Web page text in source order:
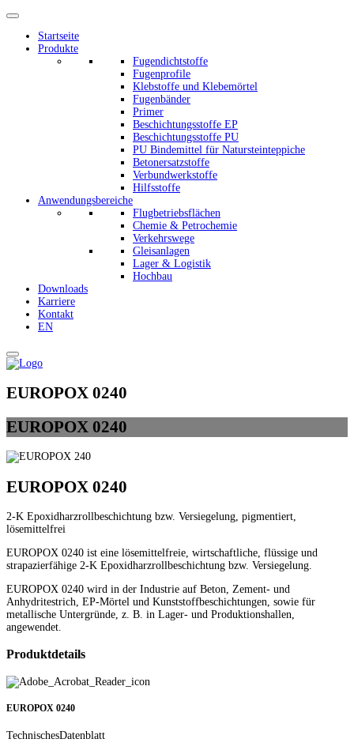
Startseite
Produkte
Fugendichtstoffe
Fugenprofile
Klebstoffe und Klebemörtel
Fugenbänder
Primer
Beschichtungsstoffe EP
Beschichtungsstoffe PU
PU Bindemittel für Natursteinteppiche
Betonersatzstoffe
Verbundwerkstoffe
Hilfsstoffe
Anwendungsbereiche
Flugbetriebsflächen
Chemie & Petrochemie
Verkehrswege
Gleisanlagen
Lager & Logistik
Hochbau
Downloads
Karriere
Kontakt
EN
EUROPOX 0240
EUROPOX 0240
EUROPOX 0240
2-K Epoxidharzrollbeschichtung bzw. Versiegelung, pigmentiert,
lösemittelfrei
EUROPOX 0240 ist eine lösemittelfreie, wirtschaftliche, flüssige und
strapazierfähige 2-K Epoxidharzrollbeschichtung bzw. Versiegelung.
EUROPOX 0240 wird in der Industrie auf Beton, Zement- und
Anhydritestrich, EP-Mörtel und Kunststoffbeschichtungen, sowie für
metallische Untergründe, z. B. in Lager- und Produktionshallen,
angewendet.
Produktdetails
EUROPOX 0240
TechnischesDatenblatt